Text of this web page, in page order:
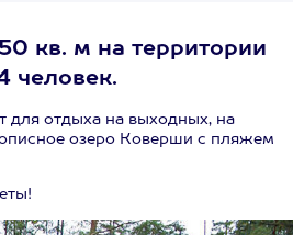
кв. м на территории
человек.
для отдыха на выходных, на
озеро Коверши с пляжем